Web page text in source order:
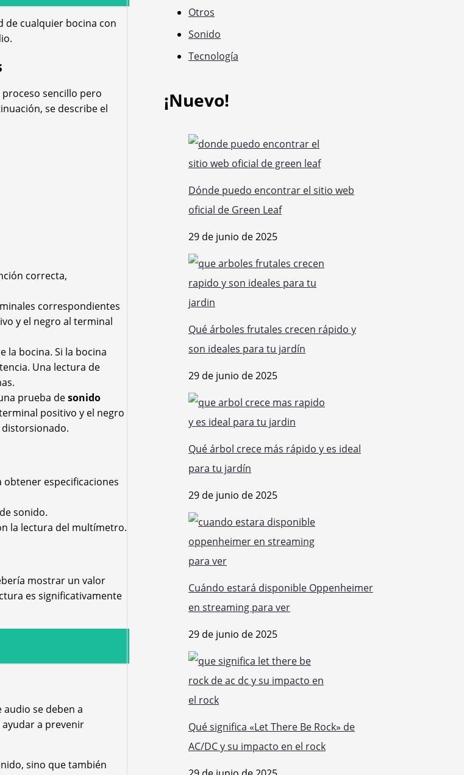
de cualquier bocina con
proceso sencillo pero
se describe el
correcta,
correspondientes
y el negro al terminal
la bocina. Si la bocina
Una lectura de
prueba desonido
positivo y el negro
distorsionado.
obtener especificaciones
sonido.
la lectura del multímetro.
mostrar un valor
es significativamente
se deben a
a prevenir
sino que también
Otros
Sonido
Tecnología
¡Nuevo!
Dónde puedo encontrar el sitio web
oficial de Green Leaf
29 de junio de 2025
Qué árboles frutales crecen rápido y
son ideales para tu jardín
29 de junio de 2025
Qué árbol crece más rápido y es ideal
para tu jardín
29 de junio de 2025
Cuándo estará disponible Oppenheimer
en streaming para ver
29 de junio de 2025
Qué significa «Let There Be Rock» de
AC/DC y su impacto en el rock